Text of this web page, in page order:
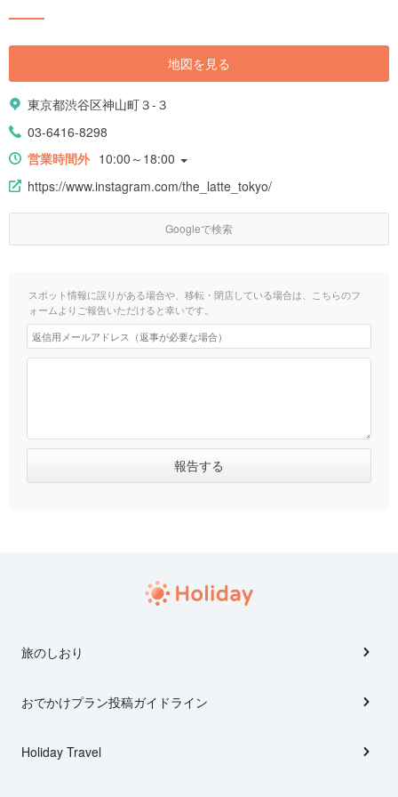
地図を見る
東京都渋谷区神山町３-３
03-6416-8298
営業時間外 10:00～18:00
https://www.instagram.com/the_latte_tokyo/
Googleで検索
スポット情報に誤りがある場合や、移転・閉店している場合は、こちらのフ
ォームよりご報告いただけると幸いです。
旅のしおり
おでかけプラン投稿ガイドライン
Holiday Travel